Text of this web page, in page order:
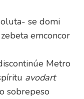
se domi
emconcor
Metro
avodart
sobrepeso